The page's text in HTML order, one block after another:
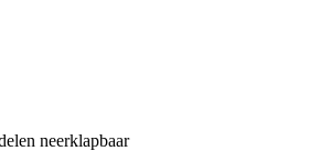
neerklapbaar